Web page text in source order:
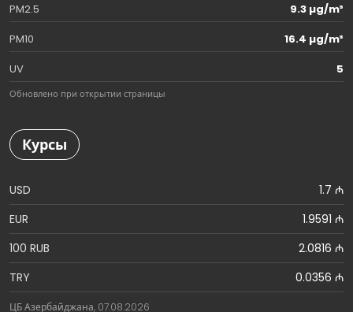
PM2.5
9.3 µg/m³
PM10
16.4 µg/m³
UV
5
Обновлено при открытии страницы
Курсы
USD
1.7 ₼
EUR
1.9591 ₼
100 RUB
2.0816 ₼
TRY
0.0356 ₼
ЦБ Азербайджана, 07.08.2026